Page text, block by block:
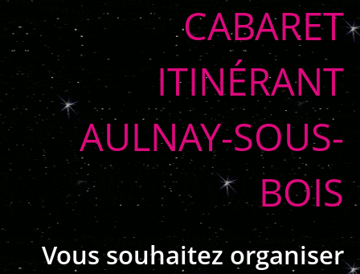
CABARET
ITINÉRANT
AULNAY-SOUS-
BOIS
Vous souhaitez organiser